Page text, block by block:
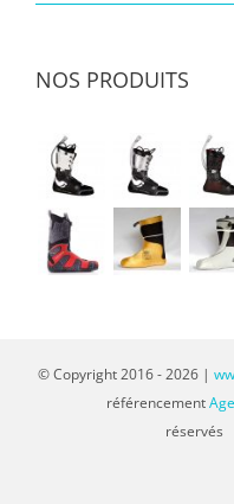
NOS PRODUITS
© Copyright 2016 -2026 |
référencement
réservés